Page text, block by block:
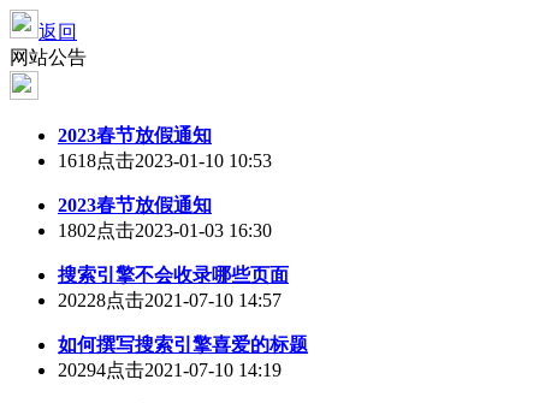
返回
网站公告
2023春节放假通知
1618点击2023-01-10 10:53
2023春节放假通知
1802点击2023-01-03 16:30
搜索引擎不会收录哪些页面
20228点击2021-07-10 14:57
如何撰写搜索引擎喜爱的标题
20294点击2021-07-10 14:19